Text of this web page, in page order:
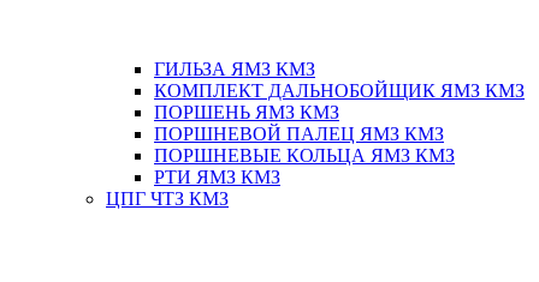
ГИЛЬЗА ЯМЗ КМЗ
КОМПЛЕКТ ДАЛЬНОБОЙЩИК ЯМЗ КМЗ
ПОРШЕНЬ ЯМЗ КМЗ
ПОРШНЕВОЙ ПАЛЕЦ ЯМЗ КМЗ
ПОРШНЕВЫЕ КОЛЬЦА ЯМЗ КМЗ
РТИ ЯМЗ КМЗ
ЦПГ ЧТЗ КМЗ